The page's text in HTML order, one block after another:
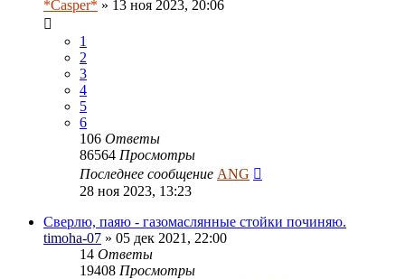
*Casper* » 13 ноя 2023, 20:06
1
2
3
4
5
6
106 Ответы
86564 Просмотры
Последнее сообщение ANG
28 ноя 2023, 13:23
Сверлю, паяю - газомаслянные стойки починяю.
timoha-07 » 05 дек 2021, 22:00
14 Ответы
19408 Просмотры